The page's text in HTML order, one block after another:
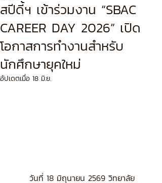
สปีดี้ฯ เข้าร่วมงาน “SBAC
CAREER DAY 2026” เปิด
โอกาสการทำงานสำหรับ
นักศึกษายุคใหม่
อัปเดตเมื่อ 18 มิ.ย.